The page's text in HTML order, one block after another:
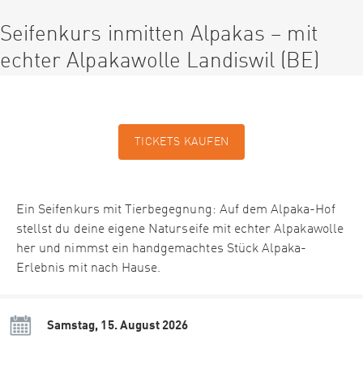
Seifenkurs inmitten Alpakas – mit
echter Alpakawolle Landiswil (BE)
TICKETS KAUFEN
Ein Seifenkurs mit Tierbegegnung: Auf dem Alpaka-Hof
stellst du deine eigene Naturseife mit echter Alpakawolle
her und nimmst ein handgemachtes Stück Alpaka-
Erlebnis mit nach Hause.
Samstag, 15. August 2026